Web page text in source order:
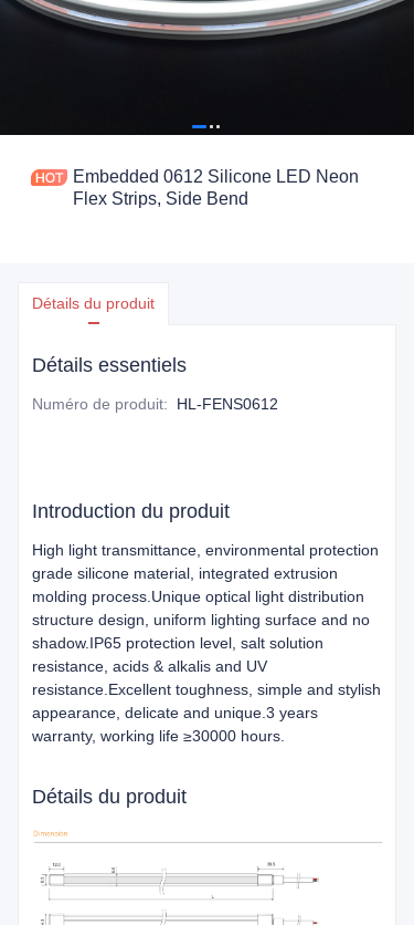
Embedded 0612 Silicone LED Neon
Flex Strips, Side Bend
Détails du produit
Détails essentiels
Numéro de produit: HL-FENS0612
Introduction du produit
High light transmittance, environmental protection
grade silicone material, integrated extrusion
molding process.Unique optical light distribution
structure design, uniform lighting surface and no
shadow.IP65 protection level, salt solution
resistance, acids & alkalis and UV
resistance.Excellent toughness, simple and stylish
appearance, delicate and unique.3 years
warranty, working life ≥30000 hours.
Détails du produit